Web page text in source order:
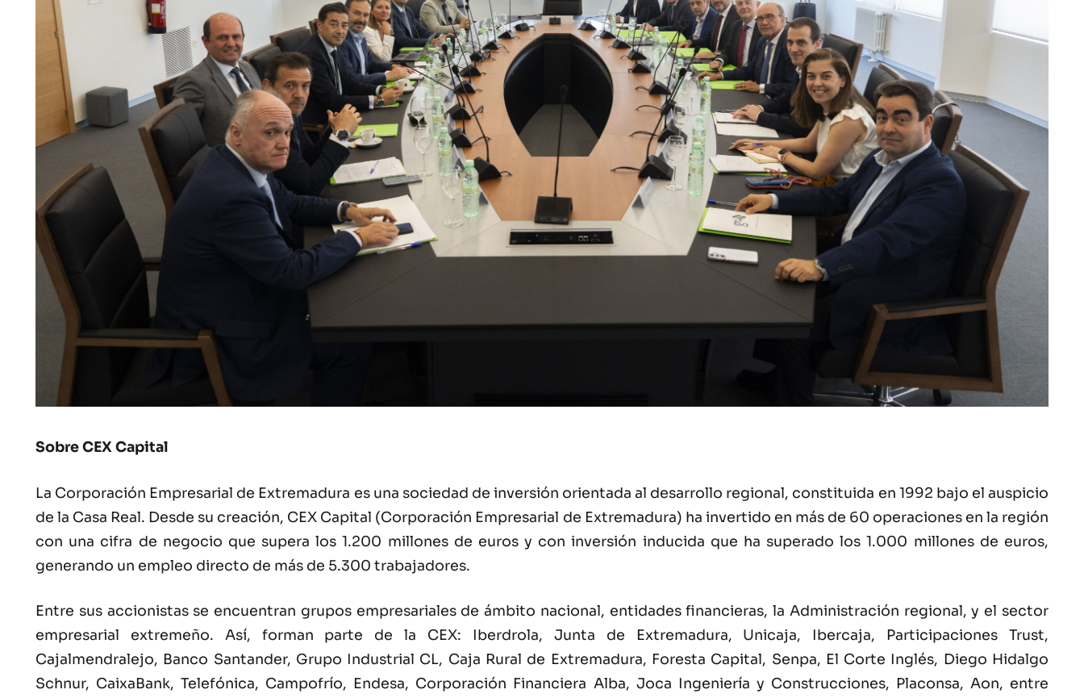
Sobre CEX Capital
La Corporación Empresarial de Extremadura es una sociedad de inversión orientada al desarrollo regional, constituida en 1992 bajo el auspicio
de la Casa Real. Desde su creación, CEX Capital (Corporación Empresarial de Extremadura) ha invertido en más de 60 operaciones en la región
con una cifra de negocio que supera los 1.200 millones de euros y con inversión inducida que ha superado los 1.000 millones de euros,
generando un empleo directo de más de 5.300 trabajadores.
Entre sus accionistas se encuentran grupos empresariales de ámbito nacional, entidades financieras, la Administración regional, y el sector
empresarial extremeño. Así, forman parte de la CEX: Iberdrola, Junta de Extremadura, Unicaja, Ibercaja, Participaciones Trust,
Cajalmendralejo, Banco Santander, Grupo Industrial CL, Caja Rural de Extremadura, Foresta Capital, Senpa, El Corte Inglés, Diego Hidalgo
Schnur, CaixaBank, Telefónica, Campofrío, Endesa, Corporación Financiera Alba, Joca Ingeniería y Construcciones, Placonsa, Aon, entre